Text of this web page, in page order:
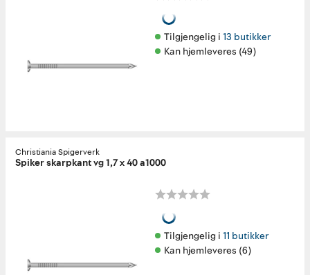
Tilgjengelig i 13 butikker
Kan hjemleveres (49)
Christiania Spigerverk
Spiker skarpkant vg 1,7 x 40 a1000
Tilgjengelig i 11 butikker
Kan hjemleveres (6)